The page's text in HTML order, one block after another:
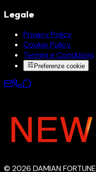
Legale
Privacy Policy
Cookie Policy
Termini e Condizioni
Preferenze cookie
© 2026 DAMIAN FORTUNE